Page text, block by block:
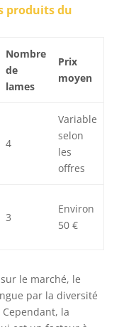
produits du
Nombre
de
lames
Prix
moyen
4
Variable
selon
les
offres
3
Environ
50 €
le marché, le
par la diversité
la